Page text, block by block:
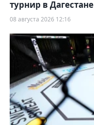
турнир в Дагестане
08 августа 2026 12:16